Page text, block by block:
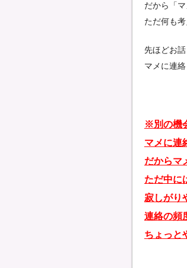
だから「
ただ何も
先ほどお
マメに連
※別の機
マメに連
だからマ
ただ中に
寂しがり
連絡の頻
ちょっと